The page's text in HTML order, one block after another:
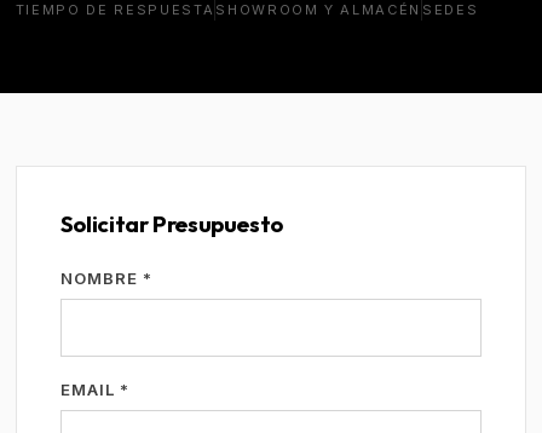
TIEMPO DE RESPUESTA SHOWROOM Y ALMACÉN SEDES
Solicitar Presupuesto
NOMBRE *
EMAIL *